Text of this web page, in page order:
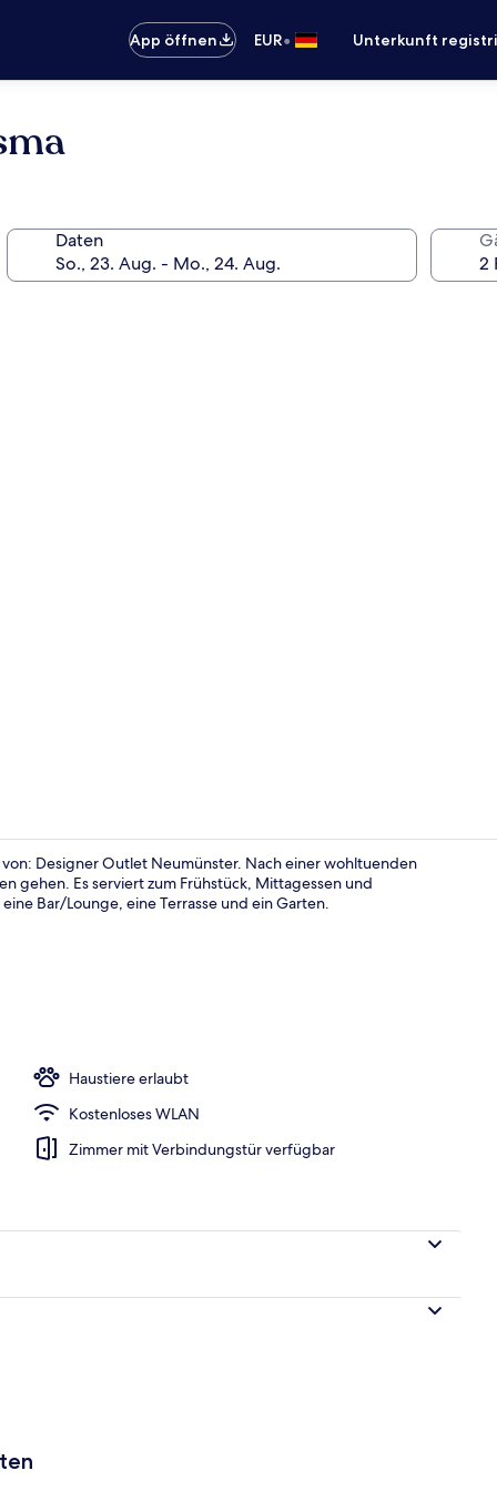
App öffnen EUR• Unterkunft
Daten
Economy-
Designer Outlet Neumünster. Nach einer wohltuenden
gehen. Es serviert zum Frühstück, Mittagessen und
Bar/Lounge, eine Terrasse und ein Garten.
Haustiere erlaubt
Kostenloses WLAN
Zimmer mit Verbindungstür verfügbar